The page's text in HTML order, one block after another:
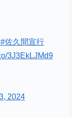
#佐久間宣行
3J3EkLJMd9
2024